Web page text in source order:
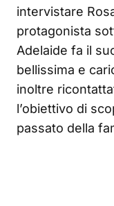
intervistare
protagonista
Adelaide fa il
bellissima e
inoltre
l’obiettivo di
passato della